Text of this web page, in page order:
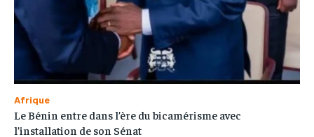
Afrique
Le Bénin entre dans l’ère du bicamérisme avec
l’installation de son Sénat